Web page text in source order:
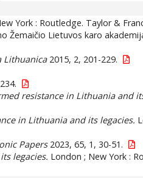
York : Routledge. Taylor &
Žemaičio Lietuvos karo
Lithuanica2015, 2, 201-229.
resistance in Lithuania and
in Lithuania and its legacies.
Papers2023, 65, 1, 30-51.
legacies. London ; New York :